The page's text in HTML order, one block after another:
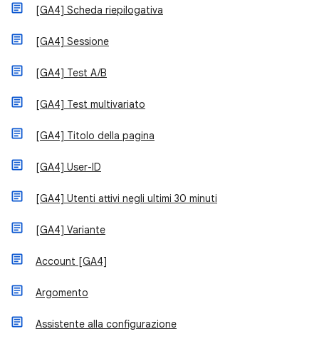
[GA4] Scheda riepilogativa
[GA4] Sessione
[GA4] Test A/B
[GA4] Test multivariato
[GA4] Titolo della pagina
[GA4] User-ID
[GA4] Utenti attivi negli ultimi 30 minuti
[GA4] Variante
Account [GA4]
Argomento
Assistente alla configurazione